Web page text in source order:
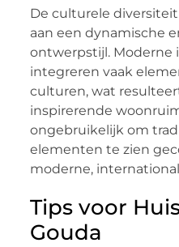
De culturele
aan een dynamische
ontwerpstijl. Moderne
integreren vaak
culturen, wat
inspirerende
ongebruikelijk om
elementen te zien
moderne,
Tips voor
Gouda